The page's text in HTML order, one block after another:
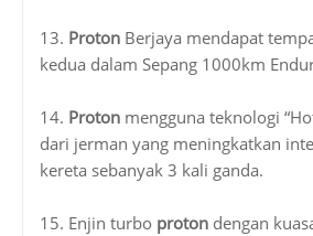
13. Proton Berjaya mendapat
kedua dalam Sepang 1000km
14. Proton mengguna teknologi
dari jerman yang meningkatkan
kereta sebanyak 3 kali ganda.
15. Enjin turbo proton dengan